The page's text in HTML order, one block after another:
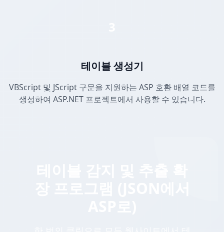
테이블 생성기
VBScript 및 JScript 구문을 지원하는 ASP 호환 배열 코드를
생성하여 ASP.NET 프로젝트에서 사용할 수 있습니다.